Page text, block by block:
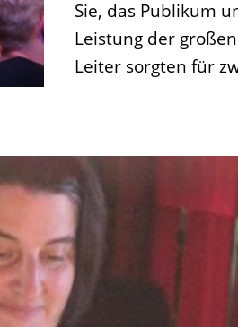
Sie, das Publikum
Leistung der
Leiter sorgten für